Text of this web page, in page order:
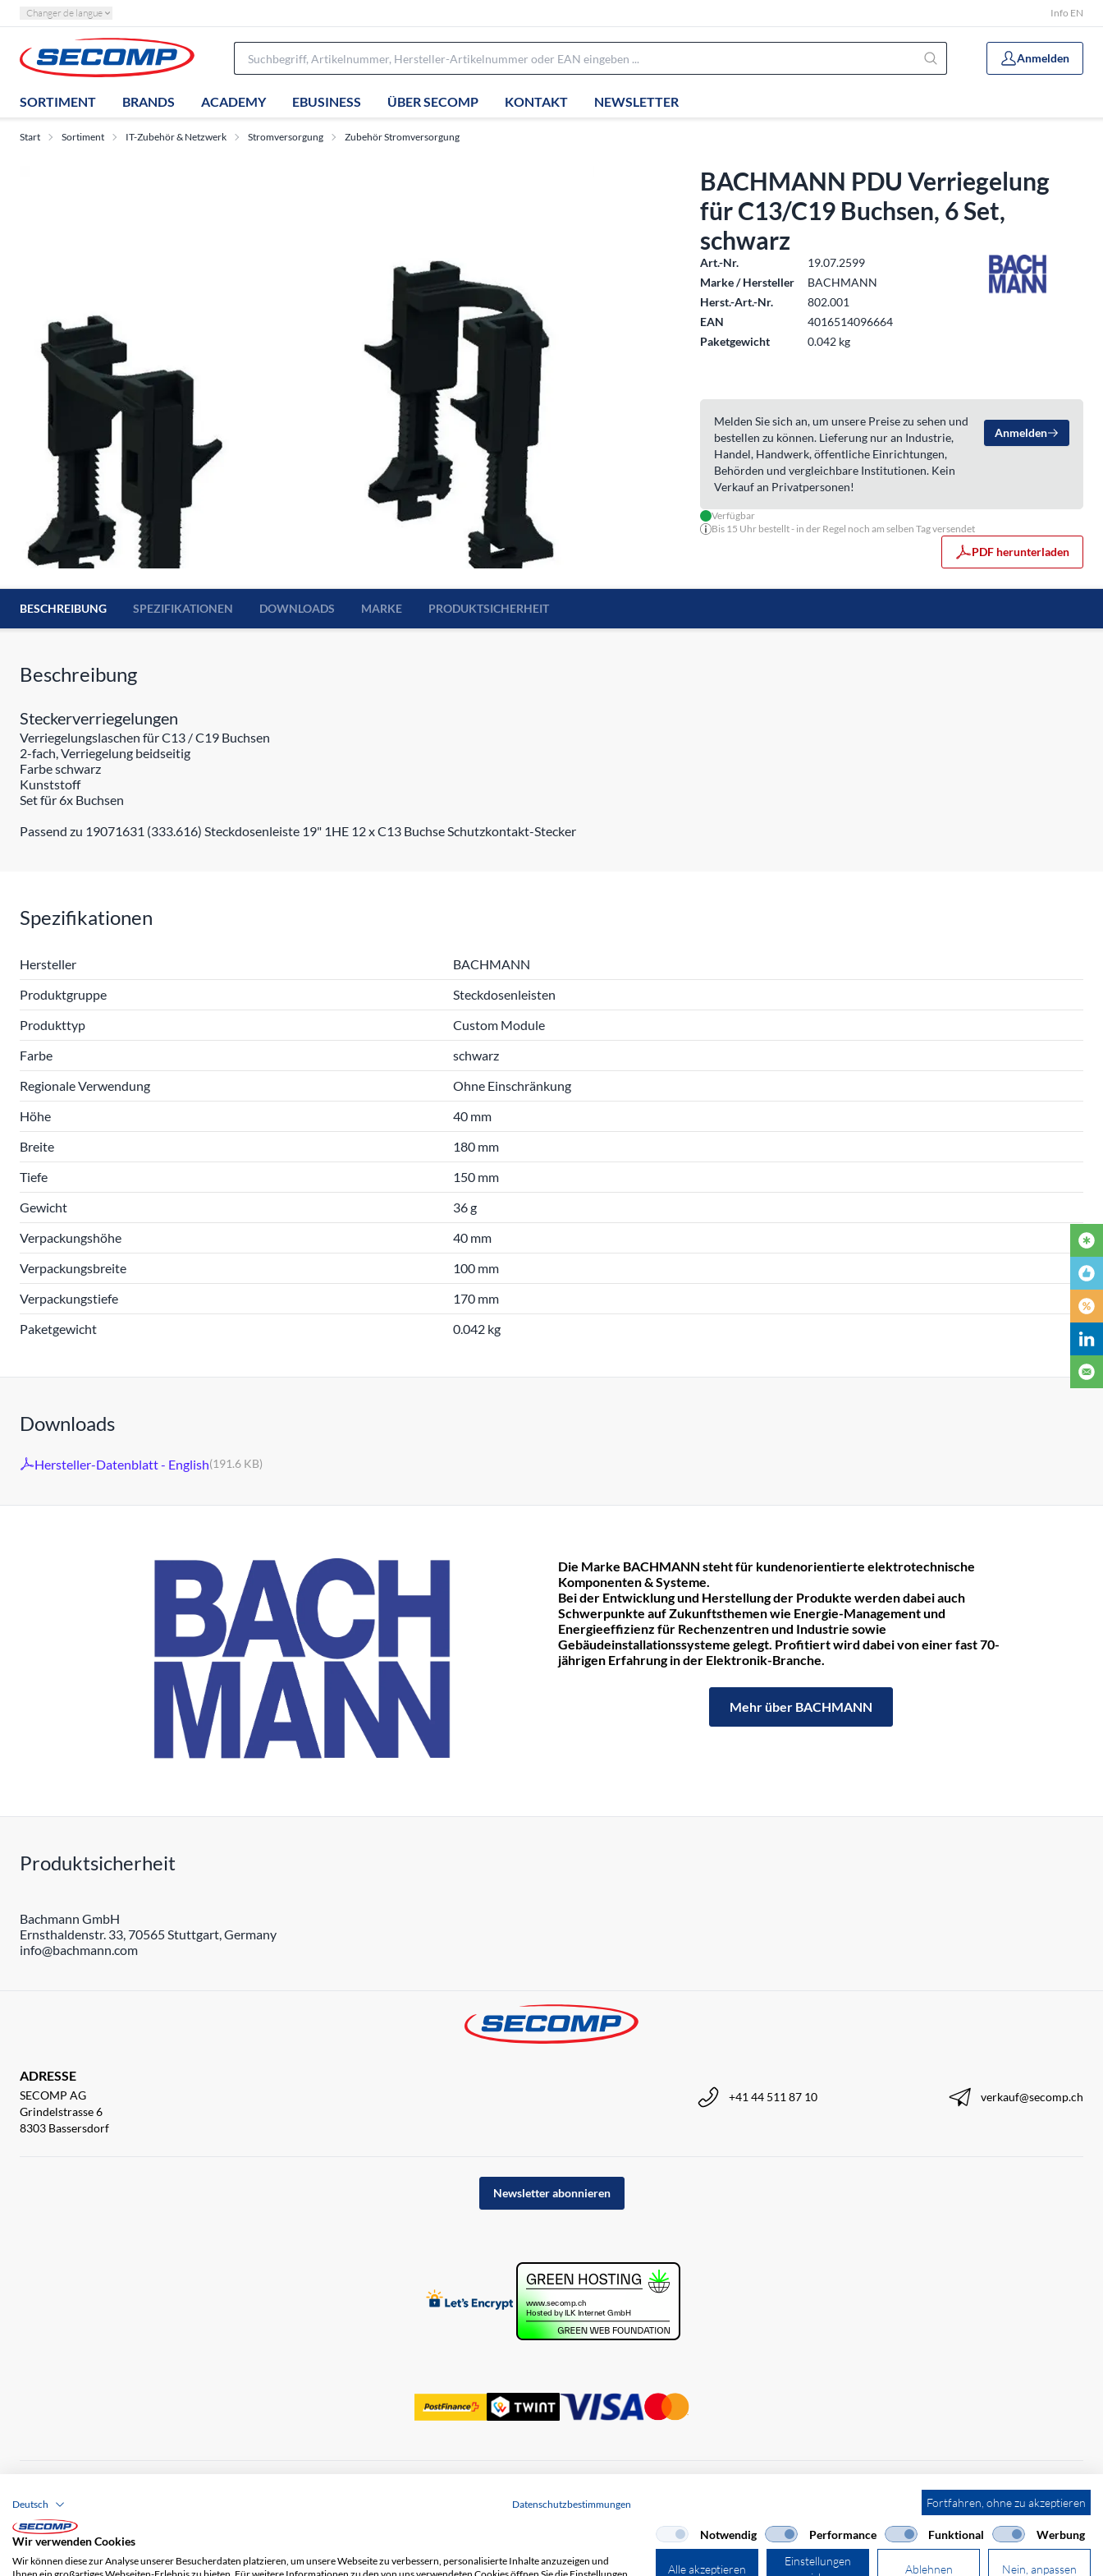
Changer de langue Info EN
Anmelden
SORTIMENT BRANDS ACADEMY EBUSINESS ÜBER SECOMP KONTAKT NEWSLETTER
Start Sortiment IT-Zubehör & Netzwerk Stromversorgung Zubehör Stromversorgung
BACHMANN PDU Verriegelung
für C13/C19 Buchsen, 6 Set,
schwarz
Art.-Nr.
19.07.2599
Marke / Hersteller
BACHMANN
Herst.-Art.-Nr.
802.001
EAN
4016514096664
Paketgewicht
0.042 kg
Melden Sie sich an, um unsere Preise zu sehen und
bestellen zu können. Lieferung nur an Industrie,
Handel, Handwerk, öffentliche Einrichtungen,
Behörden und vergleichbare Institutionen. Kein
Verkauf an Privatpersonen!
Anmelden
Verfügbar
Bis 15 Uhr bestellt - in der Regel noch am selben Tag versendet
PDF herunterladen
BESCHREIBUNG SPEZIFIKATIONEN DOWNLOADS MARKE PRODUKTSICHERHEIT
Beschreibung
Steckerverriegelungen
Verriegelungslaschen für C13 / C19 Buchsen
2-fach, Verriegelung beidseitig
Farbe schwarz
Kunststoff
Set für 6x Buchsen
Passend zu 19071631 (333.616) Steckdosenleiste 19" 1HE 12 x C13 Buchse Schutzkontakt-Stecker
Spezifikationen
Hersteller
BACHMANN
Produktgruppe
Steckdosenleisten
Produkttyp
Custom Module
Farbe
schwarz
Regionale Verwendung
Ohne Einschränkung
Höhe
40 mm
Breite
180 mm
Tiefe
150 mm
Gewicht
36 g
Verpackungshöhe
40 mm
Verpackungsbreite
100 mm
Verpackungstiefe
170 mm
Paketgewicht
0.042 kg
Downloads
Hersteller-Datenblatt - English(191.6 KB)
Die Marke BACHMANN steht für kundenorientierte elektrotechnische
Komponenten & Systeme.
Bei der Entwicklung und Herstellung der Produkte werden dabei auch
Schwerpunkte auf Zukunftsthemen wie Energie-Management und
Energieeffizienz für Rechenzentren und Industrie sowie
Gebäudeinstallationssysteme gelegt. Profitiert wird dabei von einer fast 70-
jährigen Erfahrung in der Elektronik-Branche.
Mehr über BACHMANN
Produktsicherheit
Bachmann GmbH
Ernsthaldenstr. 33, 70565 Stuttgart, Germany
info@bachmann.com
ADRESSE
SECOMP AG
Grindelstrasse 6
8303 Bassersdorf
+41 44 511 87 10 verkauf@secomp.ch
Newsletter abonnieren
Versandkosten
Fortfahren, ohne zu akzeptieren
Deutsch Datenschutzbestimmungen
Wir verwenden Cookies
Wir können diese zur Analyse unserer Besucherdaten platzieren, um unsere Webseite zu verbessern, personalisierte Inhalte anzuzeigen und
Notwendig Performance Funktional Werbung
Alle akzeptieren
Einstellungen
Ablehnen Nein, anpassen